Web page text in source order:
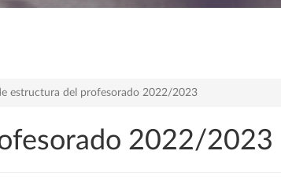
de estructura del profesorado 2022/2023
2022/2023